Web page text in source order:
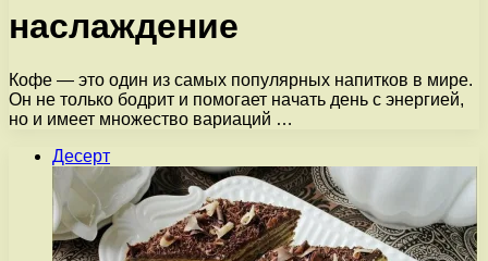
наслаждение
Кофе — это один из самых популярных напитков в мире.
Он не только бодрит и помогает начать день с энергией,
но и имеет множество вариаций …
Десерт